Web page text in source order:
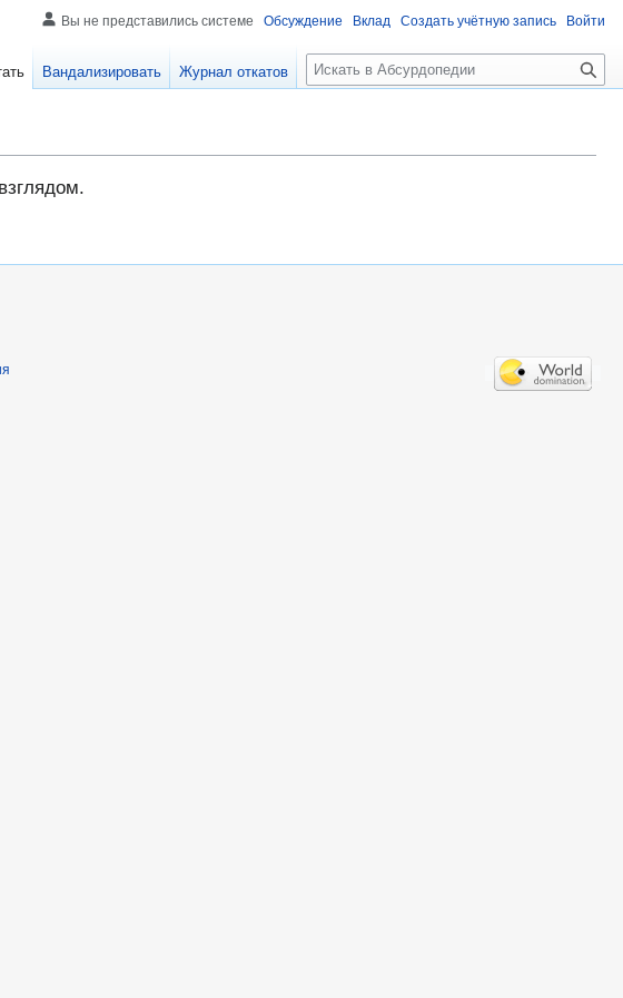
Вы не представились системе Обсуждение Вклад Создать учётную запись Войти
Вандализировать Журнал откатов
П
о
к